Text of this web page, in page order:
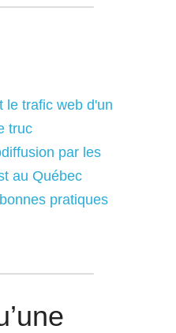
le trafic web d'un
truc
par les
au Québec
pratiques